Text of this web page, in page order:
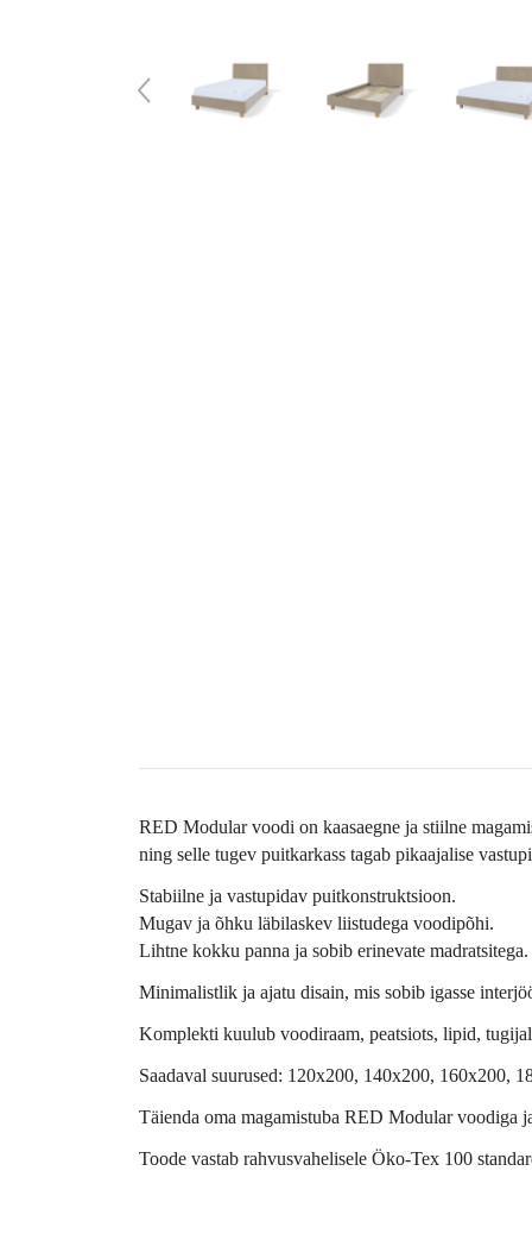
RED Modular voodi on kaasaegne ja stiilne
ning selle tugev puitkarkass tagab pikaajalise
Stabiilne ja vastupidav puitkonstruktsioon.
Mugav ja õhku läbilaskev liistudega voodipõhi.
Lihtne kokku panna ja sobib erinevate madratsitega.
Minimalistlik ja ajatu disain, mis sobib igasse
Komplekti kuulub voodiraam, peatsiots, lipid,
Saadaval suurused: 120x200, 140x200, 160x200,
Täienda oma magamistuba RED Modular voodiga
Toode vastab rahvusvahelisele Öko-Tex 100